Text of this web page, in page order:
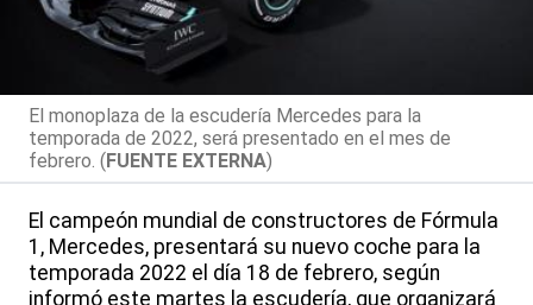
El monoplaza de la escudería Mercedes para la
temporada de 2022, será presentado en el mes de
febrero. (FUENTE EXTERNA)
El campeón mundial de constructores de Fórmula
1, Mercedes, presentará su nuevo coche para la
temporada 2022 el día 18 de febrero, según
informó este martes la escudería, que organizará